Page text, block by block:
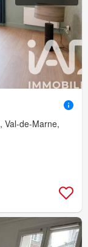
Val-de-Marne,